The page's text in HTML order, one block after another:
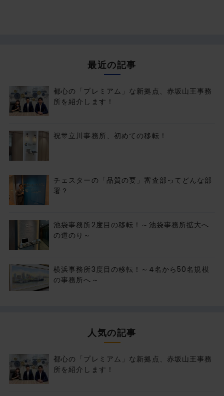
最近の記事
都心の「プレミアム」な新拠点、赤坂山王事務
所を紹介します！
祝🎊立川事務所、初めての移転！
チェスターの「品質の要」審査部ってどんな部
署？
池袋事務所2度目の移転！～池袋事務所拡大へ
の道のり～
横浜事務所3度目の移転！～4名から50名規模
の事務所へ～
人気の記事
都心の「プレミアム」な新拠点、赤坂山王事務
所を紹介します！